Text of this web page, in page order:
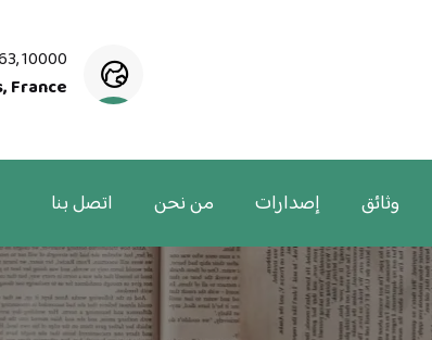
10000
France
وثائق إصدارات من نحن اتصل بنا